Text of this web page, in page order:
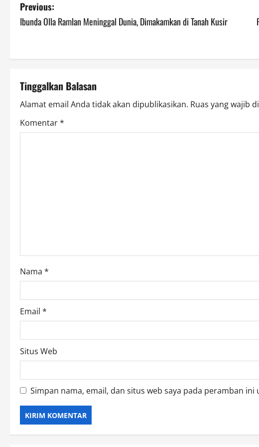
P
o
n
a
v
o
n
Previous:
Ibunda Olla Ramlan Meninggal Dunia, Dimakamkan di Tanah Kusir
Tinggalkan Balasan
Alamat email Anda tidak akan dipublikasikan. Ruas yang wajib
Komentar*
Nama *
Email *
Situs Web
Simpan nama, email, dan situs web saya pada peramban